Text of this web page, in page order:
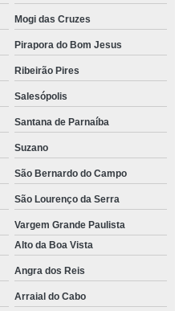
Mogi das Cruzes
Pirapora do Bom Jesus
Ribeirão Pires
Salesópolis
Santana de Parnaíba
Suzano
São Bernardo do Campo
São Lourenço da Serra
Vargem Grande Paulista
Alto da Boa Vista
Angra dos Reis
Arraial do Cabo